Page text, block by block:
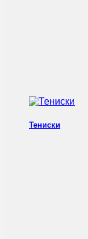
Тениски